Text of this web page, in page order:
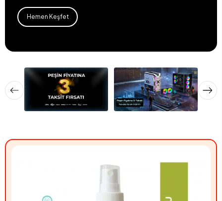
Hemen Keşfet